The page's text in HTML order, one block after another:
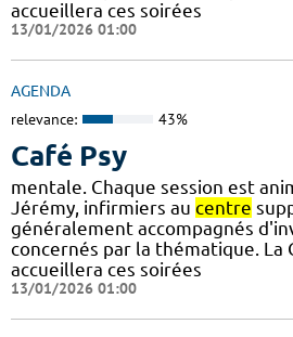
accueillera ces soirées
13/01/2026 01:00
AGENDA
relevance: 43%
Café Psy
mentale. Chaque session est
Jérémy, infirmiers au centre
généralement accompagnés
concernés par la thématique. La
accueillera ces soirées
13/01/2026 01:00